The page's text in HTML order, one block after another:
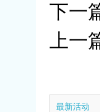
下一
上一
最新活动